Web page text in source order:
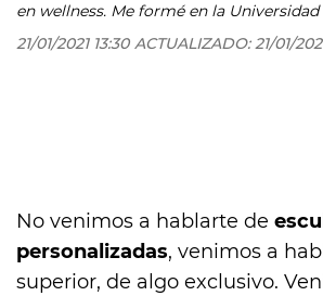
en wellness. Me formé en la Universidad
hice el máster de moda en Condé Nast
Actualmente estudio nutrición y
21/01/2021 13:30 ACTUALIZADO:21/01/
No venimos a hablarte de
personalizadas, venimos a
superior, de algo exclusivo.